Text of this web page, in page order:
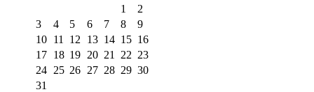
1
2
3
4 5 6 7 8
9
10 11 12 13 14 15 16
17 18 19 20 21 22 23
24 25 26 27 28 29 30
31